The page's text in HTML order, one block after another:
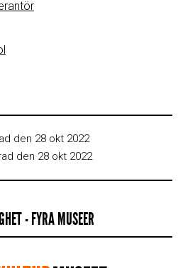
den 28 okt 2022
den 28 okt 2022
- FYRA MUSEER